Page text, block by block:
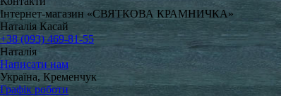
Інтернет-магазин «СВЯТКОВА КРАМНИЧКА»
Наталія Касай
+38 (093) 469-81-55
Наталія
Написати нам
Україна, Кременчук
Графік роботи